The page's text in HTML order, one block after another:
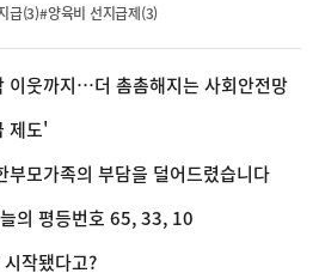
급(3)#양육비 선지급제(3)
이웃까지…더 촘촘해지는 사회안전망
제도'
부모가족의 부담을 덜어드렸습니다
의 평등번호 65, 33, 10
작됐다고?